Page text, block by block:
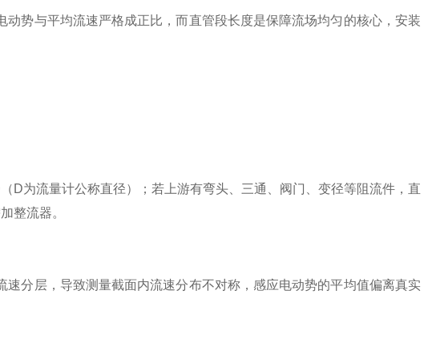
势与平均流速严格成正比，而直管段长度是保障流场均匀的核心，安装
D为流量计公称直径）；若上游有弯头、三通、阀门、变径等阻流件，直
整流器。
分层，导致测量截面内流速分布不对称，感应电动势的平均值偏离真实